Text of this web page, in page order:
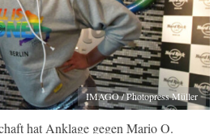
IMAGO / Photopress Müller
hat Anklage gegen Mario O.